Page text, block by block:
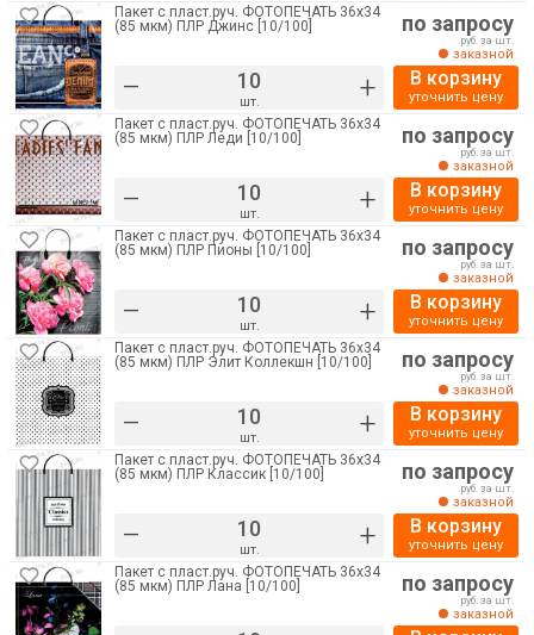
Пакет с пласт.руч. ФОТОПЕЧАТЬ 36х34
(85 мкм) ПЛР Джинс [10/100]
– шт. +
по запросу
руб. за шт.
заказной
В корзину
уточнить цену
Пакет с пласт.руч. ФОТОПЕЧАТЬ 36х34
(85 мкм) ПЛР Леди [10/100]
– шт. +
по запросу
руб. за шт.
заказной
В корзину
уточнить цену
Пакет с пласт.руч. ФОТОПЕЧАТЬ 36х34
(85 мкм) ПЛР Пионы [10/100]
– шт. +
по запросу
руб. за шт.
заказной
В корзину
уточнить цену
Пакет с пласт.руч. ФОТОПЕЧАТЬ 36х34
(85 мкм) ПЛР Элит Коллекшн [10/100]
– шт. +
по запросу
руб. за шт.
заказной
В корзину
уточнить цену
Пакет с пласт.руч. ФОТОПЕЧАТЬ 36х34
(85 мкм) ПЛР Классик [10/100]
– шт. +
по запросу
руб. за шт.
заказной
В корзину
уточнить цену
Пакет с пласт.руч. ФОТОПЕЧАТЬ 36х34
(85 мкм) ПЛР Лана [10/100]
по запросу
руб. за шт.
заказной